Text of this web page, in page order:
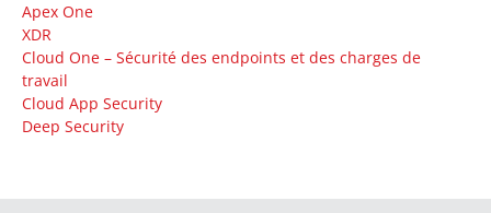
Apex One
XDR
Cloud One – Sécurité des endpoints et des charges de
travail
Cloud App Security
Deep Security